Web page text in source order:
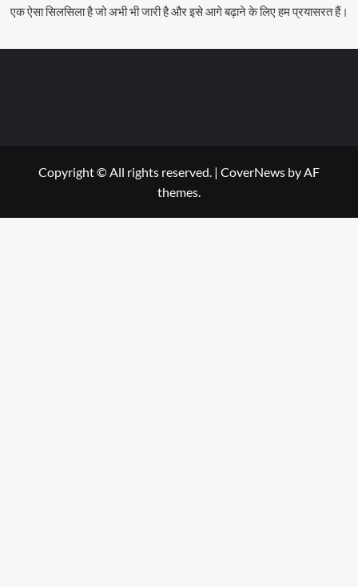
एक ऐसा सिलसिला है जो अभी भी जारी है और इसे आगे बढ़ाने के लिए हम प्रयासरत हैं।
Copyright © All rights reserved. | CoverNews by AF
themes.